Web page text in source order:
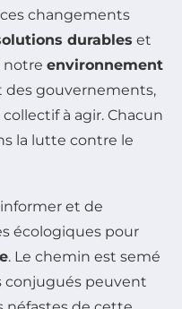
changements
durables et
notre environnement
gouvernements,
à agir. Chacun
la lutte contre le
et de
écologiques pour
. Le chemin est semé
conjugués peuvent